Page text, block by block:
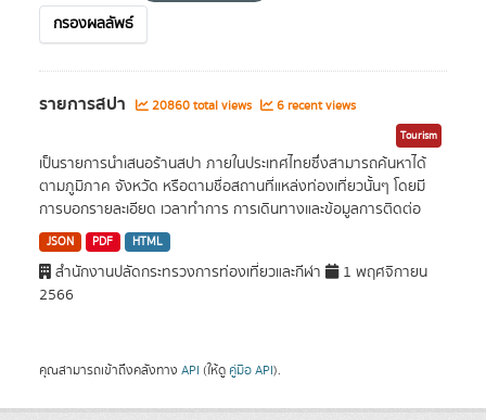
กรองผลลัพธ์
รายการสปา 20860 total views 6 recent views
Tourism
เป็นรายการนำเสนอร้านสปา ภายในประเทศไทยซึ่งสามารถค้นหาได้
ตามภูมิภาค จังหวัด หรือตามชื่อสถานที่แหล่งท่องเที่ยวนั้นๆ โดยมี
การบอกรายละเอียด เวลาทำการ การเดินทางและข้อมูลการติดต่อ
JSON PDF HTML
สำนักงานปลัดกระทรวงการท่องเที่ยวและกีฬา
1 พฤศจิกายน
2566
คุณสามารถเข้าถึงคลังทาง API (ให้ดู คู่มือ API).